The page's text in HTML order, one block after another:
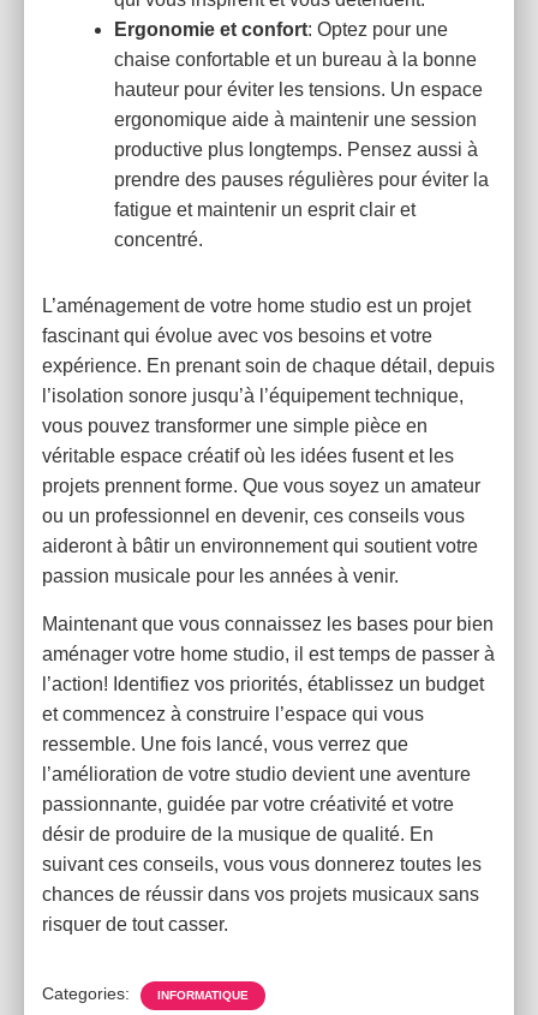
Ergonomie et confort: Optez pour une
chaise confortable et un bureau à la bonne
hauteur pour éviter les tensions. Un espace
ergonomique aide à maintenir une session
productive plus longtemps. Pensez aussi à
prendre des pauses régulières pour éviter la
fatigue et maintenir un esprit clair et
concentré.
L’aménagement de votre home studio est un projet
fascinant qui évolue avec vos besoins et votre
expérience. En prenant soin de chaque détail, depuis
l’isolation sonore jusqu’à l’équipement technique,
vous pouvez transformer une simple pièce en
véritable espace créatif où les idées fusent et les
projets prennent forme. Que vous soyez un amateur
ou un professionnel en devenir, ces conseils vous
aideront à bâtir un environnement qui soutient votre
passion musicale pour les années à venir.
Maintenant que vous connaissez les bases pour bien
aménager votre home studio, il est temps de passer à
l’action! Identifiez vos priorités, établissez un budget
et commencez à construire l’espace qui vous
ressemble. Une fois lancé, vous verrez que
l’amélioration de votre studio devient une aventure
passionnante, guidée par votre créativité et votre
désir de produire de la musique de qualité. En
suivant ces conseils, vous vous donnerez toutes les
chances de réussir dans vos projets musicaux sans
risquer de tout casser.
Categories: INFORMATIQUE